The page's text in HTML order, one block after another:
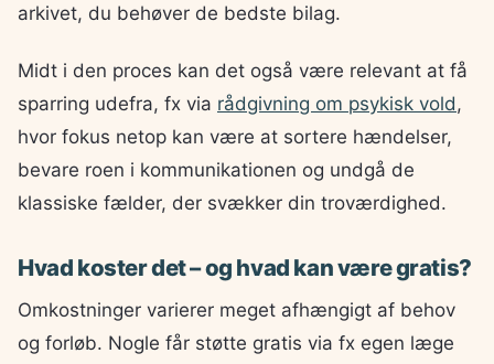
arkivet, du behøver de bedste bilag.
Midt i den proces kan det også være relevant at få
sparring udefra, fx via rådgivning om psykisk vold ,
hvor fokus netop kan være at sortere hændelser,
bevare roen i kommunikationen og undgå de
klassiske fælder, der svækker din troværdighed.
Hvad koster det – og hvad kan være gratis?
Omkostninger varierer meget afhængigt af behov
og forløb. Nogle får støtte gratis via fx egen læge